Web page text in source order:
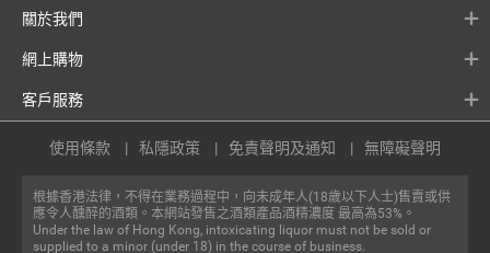
關於我們
網上購物
客戶服務
根據香港法律，不得在業務過程中，向未成年人(18歲以下人士)售賣或供
應令人醺醉的酒類。本網站發售之酒類產品酒精濃度 最高為53%。
Under the law of Hong Kong, intoxicating liquor must not be sold or
supplied to a minor (under 18) in the course of business.
使用條款 私隱政策 免責聲明及通知 無障礙聲明